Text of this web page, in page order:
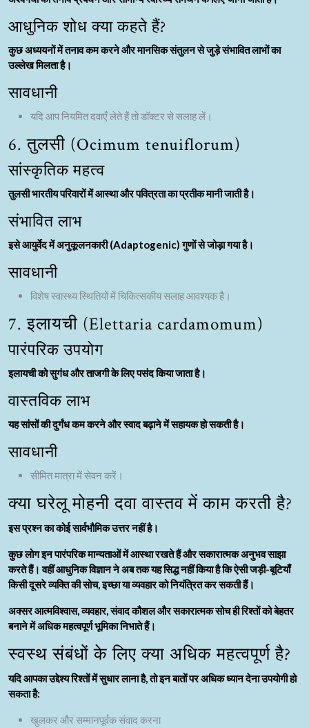
आधुनिक शोध क्या कहते हैं?
कुछ अध्ययनों में तनाव कम करने और मानसिक संतुलन से जुड़े संभावित लाभों का
उल्लेख मिलता है।
सावधानी
यदि आप नियमित दवाएँ लेते हैं तो डॉक्टर से सलाह लें।
6. तुलसी (Ocimum tenuiflorum)
सांस्कृतिक महत्व
तुलसी भारतीय परिवारों में आस्था और पवित्रता का प्रतीक मानी जाती है।
संभावित लाभ
इसे आयुर्वेद में अनुकूलनकारी (Adaptogenic) गुणों से जोड़ा गया है।
सावधानी
विशेष स्वास्थ्य स्थितियों में चिकित्सकीय सलाह आवश्यक है।
7. इलायची (Elettaria cardamomum)
पारंपरिक उपयोग
इलायची को सुगंध और ताजगी के लिए पसंद किया जाता है।
वास्तविक लाभ
यह सांसों की दुर्गंध कम करने और स्वाद बढ़ाने में सहायक हो सकती है।
सावधानी
सीमित मात्रा में सेवन करें।
क्या घरेलू मोहनी दवा वास्तव में काम करती है?
इस प्रश्न का कोई सार्वभौमिक उत्तर नहीं है।
कुछ लोग इन पारंपरिक मान्यताओं में आस्था रखते हैं और सकारात्मक अनुभव साझा
करते हैं। वहीं आधुनिक विज्ञान ने अब तक यह सिद्ध नहीं किया है कि ऐसी जड़ी-बूटियाँ
किसी दूसरे व्यक्ति की सोच, इच्छा या व्यवहार को नियंत्रित कर सकती हैं।
अक्सर आत्मविश्वास, व्यवहार, संवाद कौशल और सकारात्मक सोच ही रिश्तों को बेहतर
बनाने में अधिक महत्वपूर्ण भूमिका निभाते हैं।
स्वस्थ संबंधों के लिए क्या अधिक महत्वपूर्ण है?
यदि आपका उद्देश्य रिश्तों में सुधार लाना है, तो इन बातों पर अधिक ध्यान देना उपयोगी हो
सकता है:
खुलकर और सम्मानपूर्वक संवाद करना